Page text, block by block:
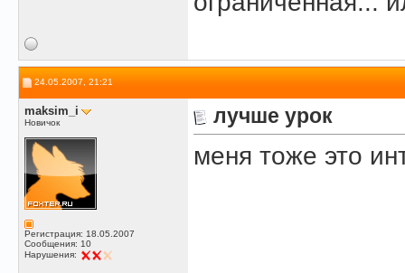
24.05.2007, 21:21
maksim_i
Новичок
Регистрация: 18.05.2007
Сообщения: 10
Нарушения:
лучше урок
меня тоже это